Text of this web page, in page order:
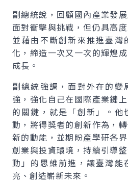
副總統說，回顧國內產業發
面對衝擊與挑戰，但仍具高
並藉由不斷創新來推進臺灣
化，締造一次又一次的輝煌
成長。
副總統強調，面對外在的變
強，強化自己在國際產業鏈
的關鍵，就是「創新」。他
動，將得獎者的創新作為，
新的動能，並期盼產學研各
創業與投資環境，持續引導
動」的思維前進，讓臺灣能
亮、創造嶄新未來。